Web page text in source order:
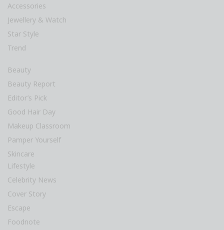
Accessories
Jewellery & Watch
Star Style
Trend
Beauty
Beauty Report
Editor’s Pick
Good Hair Day
Makeup Classroom
Pamper Yourself
Skincare
Lifestyle
Celebrity News
Cover Story
Escape
Foodnote